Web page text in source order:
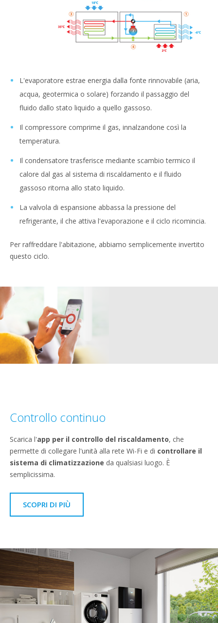
L'evaporatore estrae energia dalla fonte rinnovabile (aria,
acqua, geotermica o solare) forzando il passaggio del
fluido dallo stato liquido a quello gassoso.
Il compressore comprime il gas, innalzandone così la
temperatura.
Il condensatore trasferisce mediante scambio termico il
calore dal gas al sistema di riscaldamento e il fluido
gassoso ritorna allo stato liquido.
La valvola di espansione abbassa la pressione del
refrigerante, il che attiva l'evaporazione e il ciclo ricomincia.
Per raffreddare l'abitazione, abbiamo semplicemente invertito
questo ciclo.
Controllo continuo
Scarica l'app per il controllo del riscaldamento, che
permette di collegare l'unità alla rete Wi-Fi e di controllare il
sistema di climatizzazione da qualsiasi luogo. È
semplicissima.
SCOPRI DI PIÙ